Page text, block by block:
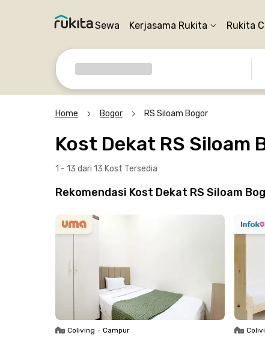
Sewa Kerjasama Rukita Rukita
Home Bogor RS Siloam Bogor
Kost Dekat RS Siloam
1 - 13 dari 13 Kost Tersedia
Rekomendasi Kost Dekat RS Siloam
Coliving • Campur